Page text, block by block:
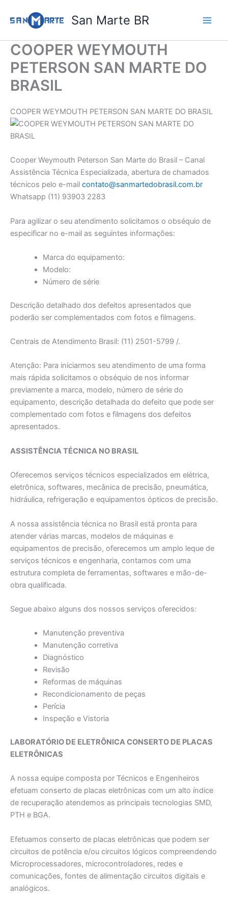
para
conteúdo
San Marte BR
COOPER WEYMOUTH
PETERSON SAN MARTE DO
BRASIL​
COOPER WEYMOUTH PETERSON SAN MARTE DO BRASIL
Cooper Weymouth Peterson San Marte do Brasil – Canal
Assistência Técnica Especializada, abertura de chamados
técnicos pelo e-mail contato@sanmartedobrasil.com.br
Whatsapp (11) 93903 2283
Para agilizar o seu atendimento solicitamos o obséquio de
especificar no e-mail as seguintes informações:
Marca do equipamento:
Modelo:
Número de série
Descrição detalhado dos defeitos apresentados que
poderão ser complementados com fotos e filmagens.
Centrais de Atendimento Brasil: (11) 2501-5799 /.
Atenção: Para iniciarmos seu atendimento de uma forma
mais rápida solicitamos o obséquio de nos informar
previamente a marca, modelo, número de série do
equipamento, descrição detalhada do defeito que pode ser
complementado com fotos e filmagens dos defeitos
apresentados.
ASSISTÊNCIA TÉCNICA NO BRASIL
Oferecemos serviços técnicos especializados em elétrica,
eletrônica, softwares, mecânica de precisão, pneumática,
hidráulica, refrigeração e equipamentos ópticos de precisão.
A nossa assistência técnica no Brasil está pronta para
atender várias marcas, modelos de máquinas e
equipamentos de precisão, oferecemos um amplo leque de
serviços técnicos e engenharia, contamos com uma
estrutura completa de ferramentas, softwares e mão-de-
obra qualificada.
Segue abaixo alguns dos nossos serviços oferecidos:
Manutenção preventiva
Manutenção corretiva
Diagnóstico
Revisão
Reformas de máquinas
Recondicionamento de peças
Perícia
Inspeção e Vistoria
LABORATÓRIO DE ELETRÔNICA CONSERTO DE PLACAS
ELETRÔNICAS
A nossa equipe composta por Técnicos e Engenheiros
efetuam conserto de placas eletrônicas com um alto índice
de recuperação atendemos as principais tecnologias SMD,
PTH e BGA.
Efetuamos conserto de placas eletrônicas que podem ser
circuitos de potência e/ou circuitos lógicos compreendendo
Microprocessadores, microcontroladores, redes e
comunicações, fontes de alimentação circuitos digitais e
analógicos.